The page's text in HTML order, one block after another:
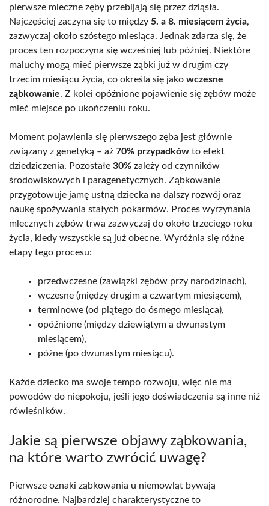
pierwsze mleczne zęby przebijają się przez dziąsła.
Najczęściej zaczyna się to między 5. a 8. miesiącem życia,
zazwyczaj około szóstego miesiąca. Jednak zdarza się, że
proces ten rozpoczyna się wcześniej lub później. Niektóre
maluchy mogą mieć pierwsze ząbki już w drugim czy
trzecim miesiącu życia, co określa się jako wczesne
ząbkowanie. Z kolei opóźnione pojawienie się zębów może
mieć miejsce po ukończeniu roku.
Moment pojawienia się pierwszego zęba jest głównie
związany z genetyką – aż 70% przypadków to efekt
dziedziczenia. Pozostałe 30% zależy od czynników
środowiskowych i paragenetycznych. Ząbkowanie
przygotowuje jamę ustną dziecka na dalszy rozwój oraz
naukę spożywania stałych pokarmów. Proces wyrzynania
mlecznych zębów trwa zazwyczaj do około trzeciego roku
życia, kiedy wszystkie są już obecne. Wyróżnia się różne
etapy tego procesu:
przedwczesne (zawiązki zębów przy narodzinach),
wczesne (między drugim a czwartym miesiącem),
terminowe (od piątego do ósmego miesiąca),
opóźnione (między dziewiątym a dwunastym
miesiącem),
późne (po dwunastym miesiącu).
Każde dziecko ma swoje tempo rozwoju, więc nie ma
powodów do niepokoju, jeśli jego doświadczenia są inne niż
rówieśników.
Jakie są pierwsze objawy ząbkowania,
na które warto zwrócić uwagę?
Pierwsze oznaki ząbkowania u niemowląt bywają
różnorodne. Najbardziej charakterystyczne to